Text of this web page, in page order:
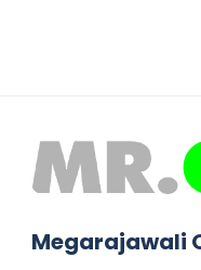
Megarajawali